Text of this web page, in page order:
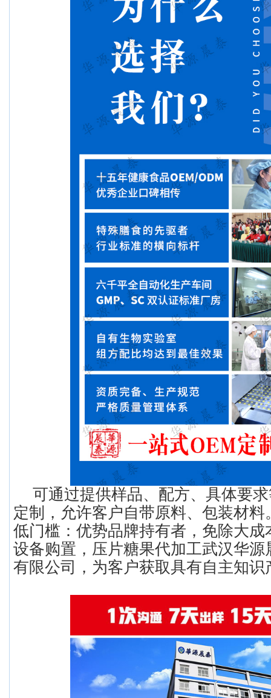
可通过提供样品、配方、具体要
定制，允许客户自带原料、包装材
低门槛：优势品牌持有者，免除大成
设备购置，压片糖果代加工武汉华源
有限公司，为客户获取具有自主知识